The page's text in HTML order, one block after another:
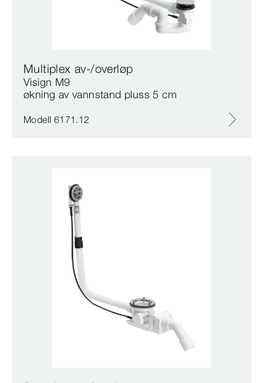
Multiplex av-/overløp
Visign M9
økning av vannstand pluss 5 cm
Modell 6171.12